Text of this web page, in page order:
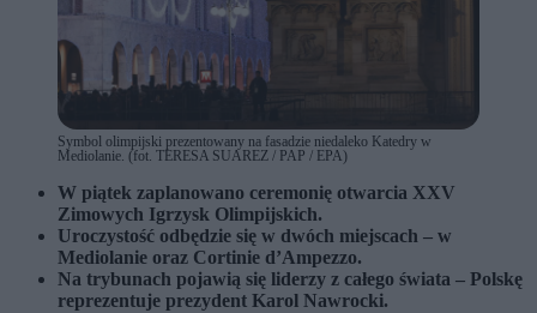
Symbol olimpijski prezentowany na fasadzie niedaleko Katedry w
Mediolanie. (fot. TERESA SUAREZ / PAP / EPA)
W piątek zaplanowano ceremonię otwarcia XXV
Zimowych Igrzysk Olimpijskich.
Uroczystość odbędzie się w dwóch miejscach – w
Mediolanie oraz Cortinie d’Ampezzo.
Na trybunach pojawią się liderzy z całego świata – Polskę
reprezentuje prezydent Karol Nawrocki.